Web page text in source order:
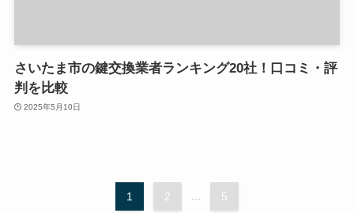
さいたま市の鍵交換業者ランキング20社！口コミ・評
判を比較
2025年5月10日
1 2 ... 5